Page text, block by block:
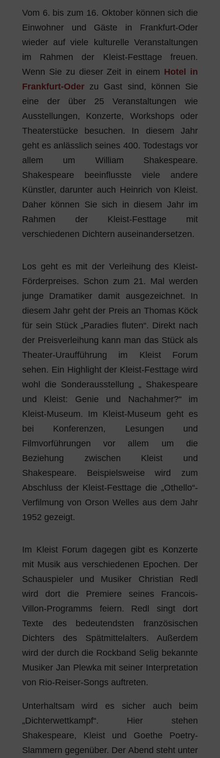
Vom 6. bis zum 16. Oktober können sich die
Einwohner und Gäste in Frankfurt-Oder
wieder auf viele kulturelle Veranstaltungen
im Rahmen der Kleist-Festtage freuen.
Wenn Sie zu dieser Zeit in einem Hotel in
Frankfurt-Oderzu Gast sind, können Sie
eine der über 25 Veranstaltungen wie
Ausstellungen, Konzerte, Workshops oder
Theaterstücke besuchen. In diesem Jahr
geht es anlässlich seines 400. Todestags vor
allem um William Shakespeare.
Shakespeare beeinflusste viele andere
Künstler, darunter auch Heinrich von Kleist.
Daher können Sie sich in diesem Jahr im
Rahmen der Kleist-Festtage mit
verschiedenen Dichtern auseinandersetzen.
Los geht es mit der Verleihung des Kleist-
Förderpreises. Schon zum 21. Mal werden
junge Dramatiker damit ausgezeichnet. In
diesem Jahr geht der Preis an Thomas Köck
für sein Stück „Paradies fluten“. Direkt nach
der Preisverleihung kann man das Stück als
Theater-Uraufführung im Kleist Forum
sehen. Ein Highlight der Kleist-Festtage wird
wohl die Sonderausstellung „ Shakespeare
und Kleist: Genie und Nachahmer?“ im
Kleist-Museum. Im Kleist-Museum geht es
bei Konferenzen, Lesungen und
Filmvorführungen vor allem um die
Beziehung zwischen Kleist und
Shakespeare. Beispielsweise wird zum
Abschluss der Kleist-Festtage die „Othello“-
Verfilmung von Orson Welles aus dem Jahr
1952 gezeigt.
Im Kleist Forum dagegen gibt es Konzerte
mit Musik aus verschiedenen Epochen. Der
Schauspieler und Musiker Christian Redl
wird dort die Premiere seines Francois-
Villon-Programms feiern. Redl singt dort
Texte des bedeutendsten französischen
Dichters des Spätmittelalters. Außerdem
wird der durch die Rockband Selig bekannte
Musiker Jan Plewka mit seiner Interpretation
von Rio-Reiser-Songs auftreten.
Unterhaltsam wird es sicher auch beim
„Dichterwettkampf“. Hier stehen
Shakespeare, Kleist und Goethe Poetry-
Slammern gegenüber. Der Abend steht unter